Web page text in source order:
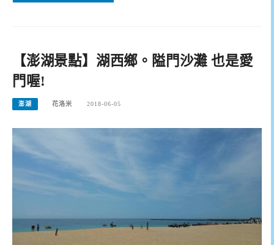
【澎湖景點】湖西鄉。隘門沙灘 也是愛
門喔!
澎湖 花洛米 2018-06-05